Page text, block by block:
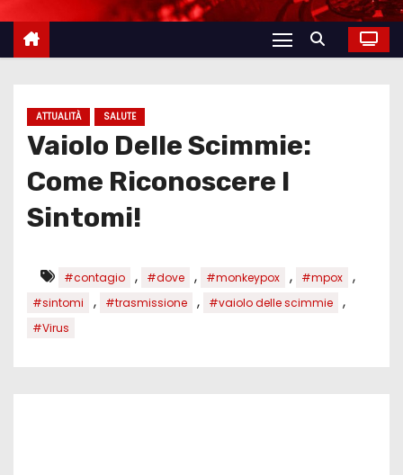
ATTUALITÀ SALUTE
Vaiolo Delle Scimmie:
Come Riconoscere I
Sintomi!
#contagio , #dove , #monkeypox , #mpox ,
#sintomi , #trasmissione , #vaiolo delle scimmie ,
#Virus